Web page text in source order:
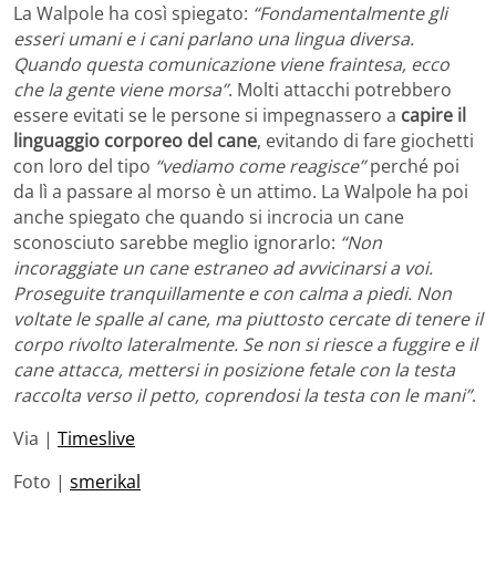
La Walpole ha così spiegato: “Fondamentalmente gli
esseri umani e i cani parlano una lingua diversa.
Quando questa comunicazione viene fraintesa, ecco
che la gente viene morsa”. Molti attacchi potrebbero
essere evitati se le persone si impegnassero a capire il
linguaggio corporeo del cane, evitando di fare giochetti
con loro del tipo “vediamo come reagisce”perché poi
da lì a passare al morso è un attimo. La Walpole ha poi
anche spiegato che quando si incrocia un cane
sconosciuto sarebbe meglio ignorarlo: “Non
incoraggiate un cane estraneo ad avvicinarsi a voi.
Proseguite tranquillamente e con calma a piedi. Non
voltate le spalle al cane, ma piuttosto cercate di tenere il
corpo rivolto lateralmente. Se non si riesce a fuggire e il
cane attacca, mettersi in posizione fetale con la testa
raccolta verso il petto, coprendosi la testa con le mani”.
Via | Timeslive
Foto | smerikal